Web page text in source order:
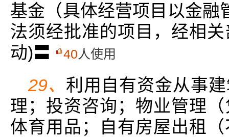
基金（具体经营项目以金融
法须经批准的项目，经相
动)〓
40人使用
29、 利用自有资金从事
理；投资咨询；物业管理
体育用品；自有房屋出租